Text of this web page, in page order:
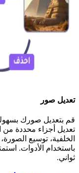
تعديل صور
قم بتعديل صورك
تعديل أجزاء محددة من
الخلفية، توسيع
باستخدام الأدوات.
ثواني.